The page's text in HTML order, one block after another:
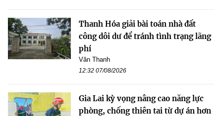
Thanh Hóa giải bài toán nhà đất
công dôi dư để tránh tình trạng lãng
phí
Văn Thanh
12:32 07/08/2026
Gia Lai kỳ vọng nâng cao năng lực
phòng, chống thiên tai từ dự án hơn